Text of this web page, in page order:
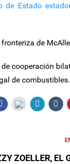
Estado
de
cooperación
de combustibles.
ZOELLER, EL